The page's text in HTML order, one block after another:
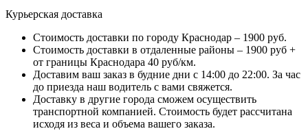
Курьерская доставка
Стоимость доставки по городу Краснодар – 1900 руб.
Стоимость доставки в отдаленные районы – 1900 руб +
от границы Краснодара 40 руб/км.
Доставим ваш заказ в будние дни с 14:00 до 22:00. За час
до приезда наш водитель с вами свяжется.
Доставку в другие города сможем осуществить
транспортной компанией. Стоимость будет рассчитана
исходя из веса и объема вашего заказа.